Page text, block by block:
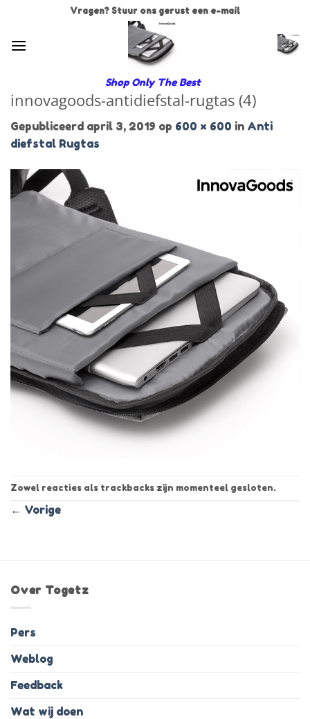
inhoud
Vragen? Stuur ons gerust een e-mail
Shop Only The Best
innovagoods-antidiefstal-rugtas (4)
Gepubliceerd april 3, 2019 op 600 × 600 in Anti
diefstal Rugtas
Zowel reacties als trackbacks zijn momenteel gesloten.
← Vorige
Over Togetz
Pers
Weblog
Feedback
Wat wij doen